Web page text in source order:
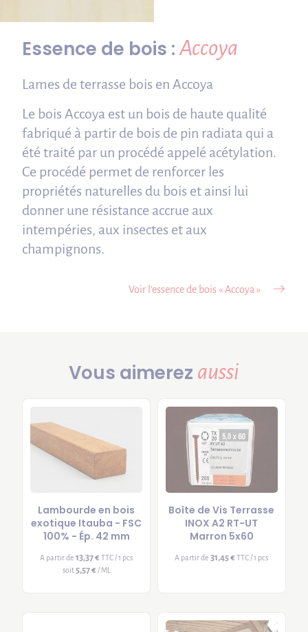
Essence de bois :Accoya
Lames de terrasse bois en Accoya
Le bois Accoya est un bois de haute qualité
fabriqué à partir de bois de pin radiata qui a
été traité par un procédé appelé acétylation.
Ce procédé permet de renforcer les
propriétés naturelles du bois et ainsi lui
donner une résistance accrue aux
intempéries, aux insectes et aux
champignons.
Voir l’essence de bois « Accoya »
Vous aimerez aussi
Lambourde en bois
exotique Itauba - FSC
100% - Ép. 42 mm
A partir de13,37 € TTC / 1 pcs
soit 5,57 € / ML
Boîte de Vis Terrasse
INOX A2 RT-UT
Marron 5x60
A partir de31,45 € TTC / 1 pcs